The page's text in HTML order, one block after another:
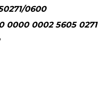
0600
0000 0002 5605 0271